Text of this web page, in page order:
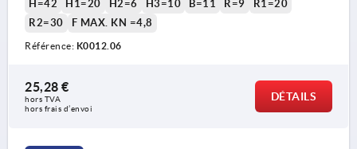
H=42
H1=20 H2=6 H3=10 B=11 R=9
R1=20
R2=30
F MAX. KN =4,8
Référence: K0012.06
25,28 €
hors TVA
hors frais d’envoi
DÉTAILS